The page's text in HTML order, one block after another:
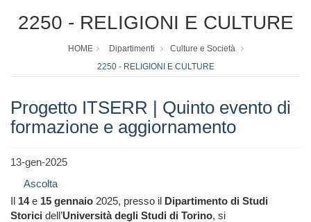
2250 - RELIGIONI E CULTURE
HOME Dipartimenti
Culture e Società
2250 - RELIGIONI E CULTURE
Progetto ITSERR | Quinto evento di
formazione e aggiornamento
13-gen-2025
Ascolta
Il 14e 15 gennaio 2025, presso il Dipartimento di Studi
Storici dell’Università degli Studi di Torino, si